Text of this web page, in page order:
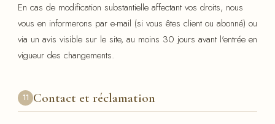
En cas de modification substantielle affectant vos droits, nous
vous en informerons par e-mail (si vous êtes client ou abonné) ou
via un avis visible sur le site, au moins 30 jours avant l'entrée en
vigueur des changements.
11 Contact et réclamation